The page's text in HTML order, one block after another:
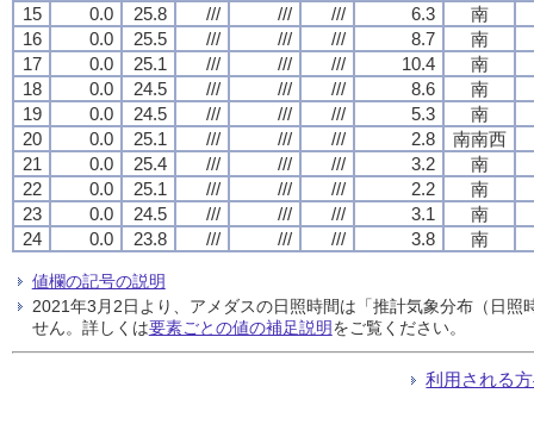
15
0.0 25.8 /// /// /// 6.3
南
16
0.0 25.5 /// /// /// 8.7
南
17
0.0 25.1 /// /// /// 10.4
南
18
0.0 24.5 /// /// /// 8.6
南
19
0.0 24.5 /// /// /// 5.3
南
20
0.0 25.1 /// /// /// 2.8
南南西
21
0.0 25.4 /// /// /// 3.2
南
22
0.0 25.1 /// /// /// 2.2
南
23
0.0 24.5 /// /// /// 3.1
南
24
0.0 23.8 /// /// /// 3.8 南
値欄の記号の説明
2021年3月2日より、アメダスの日照時間は「推計気象分布（日
せん。詳しくは要素ごとの値の補足説明をご覧ください。
利用される